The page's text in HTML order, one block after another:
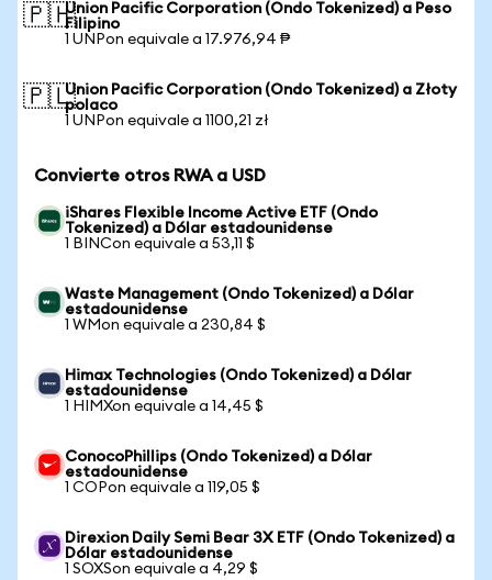
🇵🇭Union Pacific Corporation (Ondo Tokenized) a Peso
Filipino
1 UNPon equivale a 17.976,94 ₱
🇵🇱Union Pacific Corporation (Ondo Tokenized) a Złoty
polaco
1 UNPon equivale a 1100,21 zł
Convierte otros RWA a USD
iShares Flexible Income Active ETF (Ondo
Tokenized) a Dólar estadounidense
1 BINCon equivale a 53,11 $
Waste Management (Ondo Tokenized) a Dólar
estadounidense
1 WMon equivale a 230,84 $
Himax Technologies (Ondo Tokenized) a Dólar
estadounidense
1 HIMXon equivale a 14,45 $
ConocoPhillips (Ondo Tokenized) a Dólar
estadounidense
1 COPon equivale a 119,05 $
Direxion Daily Semi Bear 3X ETF (Ondo Tokenized) a
Dólar estadounidense
1 SOXSon equivale a 4,29 $